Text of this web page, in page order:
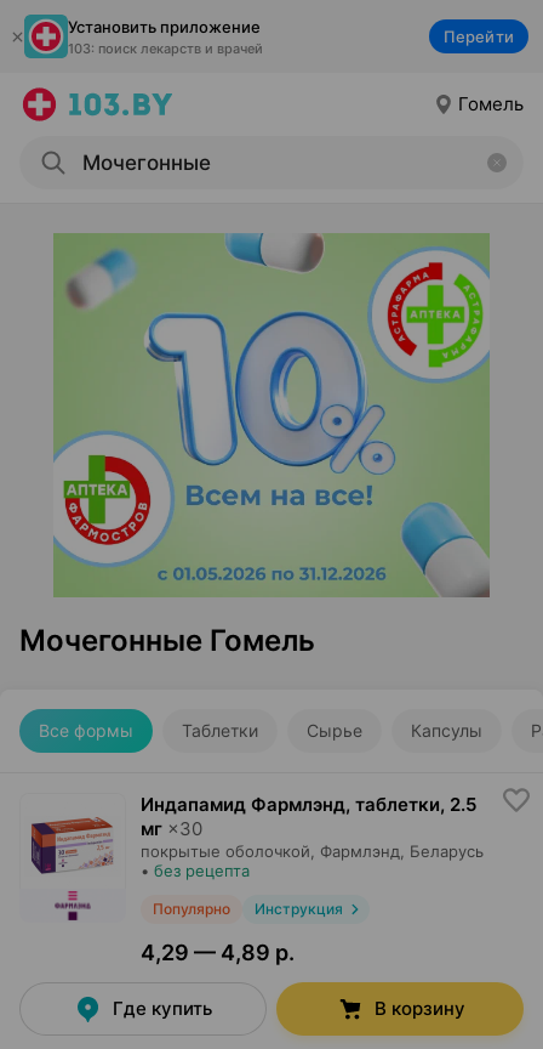
Установить приложение
103: поиск лекарств и врачей
Перейти
Гомель
Мочегонные Гомель
Все формы Таблетки Сырье Капсулы
Индапамид Фармлэнд, таблетки, 2.5
мг ×30
покрытые оболочкой, Фармлэнд , Беларусь
• без рецепта
Популярно Инструкция
4,29 — 4,89 р.
Где купить В корзину